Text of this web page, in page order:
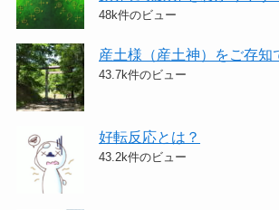
48k件のビュー
産土様（産土神）をご存知
43.7k件のビュー
好転反応とは？
43.2k件のビュー